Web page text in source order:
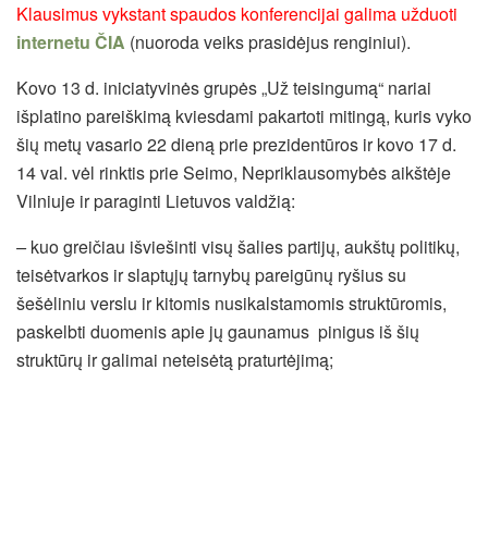
Klausimus vykstant spaudos konferencijai galima užduoti
internetu ČIA (nuoroda veiks prasidėjus renginiui).
Kovo 13 d. iniciatyvinės grupės „Už teisingumą“ nariai
išplatino pareiškimą kviesdami pakartoti mitingą, kuris vyko
šių metų vasario 22 dieną prie prezidentūros ir kovo 17 d.
14 val. vėl rinktis prie Seimo, Nepriklausomybės aikštėje
Vilniuje ir paraginti Lietuvos valdžią:
–kuo greičiau išviešinti visų šalies partijų, aukštų politikų,
teisėtvarkos ir slaptųjų tarnybų pareigūnų ryšius su
šešėliniu verslu ir kitomis nusikalstamomis struktūromis,
paskelbti duomenis apie jų gaunamus pinigus iš šių
struktūrų ir galimai neteisėtą praturtėjimą;